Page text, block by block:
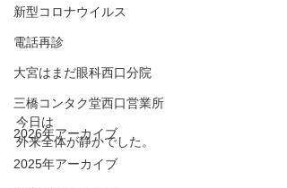
新型コロナウイルス
電話再診
大宮はまだ眼科西口分院
三橋コンタク堂西口営業所
2026年アーカイブ
2025年アーカイブ
今日は
外来全体が静かでした。